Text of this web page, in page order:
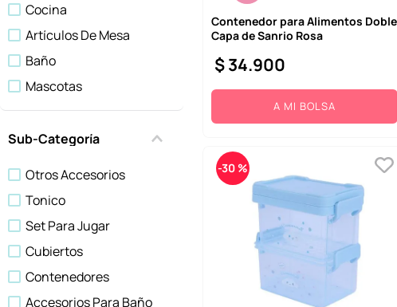
Cocina
Artículos De Mesa
Baño
Mascotas
Medias
Peluches
Mostrar 13 más
Sub-Categoría
Otros Accesorios
Tonico
Set Para Jugar
Cubiertos
Contenedores
Accesorios Para Baño
Contenedor para Alimentos Doble
Capa de Sanrio Rosa
$34.900
A MI BOLSA
-30 %